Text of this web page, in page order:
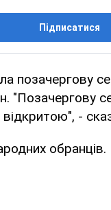
Підписатися
позачергову
-
обранців.